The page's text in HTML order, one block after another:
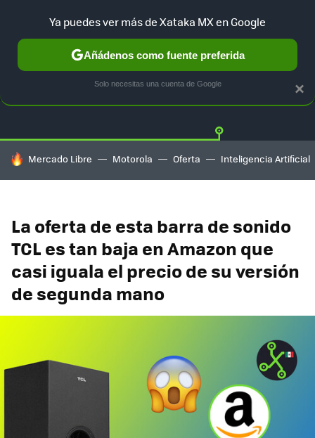
GUÍA DE COMPRAS MERCADO LIBRE
HOY SE HABLA DE
Mercado Libre Motorola Oferta Inteligencia Artificial
La oferta de esta barra de sonido
TCL es tan baja en Amazon que
casi iguala el precio de su versión
de segunda mano
×
Ya puedes ver más de Xataka MX en Google
Añádenos como fuente preferida
Solo necesitas una cuenta de Google